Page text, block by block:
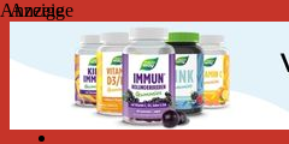
Sonntag, August 09, 2026
Friend on Facebook Follow
Search
Anzeige
Anzeige